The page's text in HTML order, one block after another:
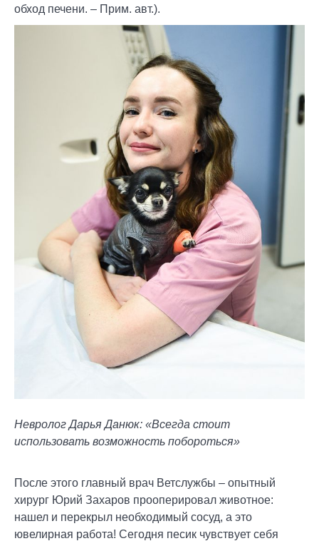
обход печени. – Прим. авт.).
Невролог Дарья Данюк: «Всегда стоит
использовать возможность побороться»
После этого главный врач Ветслужбы – опытный
хирург Юрий Захаров прооперировал животное:
нашел и перекрыл необходимый сосуд, а это
ювелирная работа! Сегодня песик чувствует себя